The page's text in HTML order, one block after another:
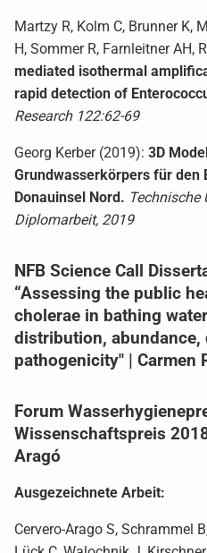
Martzy R, Kolm C, Brunner K,
H, Sommer R, Farnleitner AH,
mediated isothermal
rapid detection of
Research 122:62-69
Georg Kerber (2019): 3D
Grundwasserkörpers für den
Donauinsel Nord. Technische
Diplomarbeit, 2019
NFB Science Call
“Assessing the public
cholerae in bathing
distribution,
pathogenicity" | Carmen
Forum
Wissenschaftspreis
Aragó
Ausgezeichnete Arbeit:
Cervero-Arago S, Schrammel